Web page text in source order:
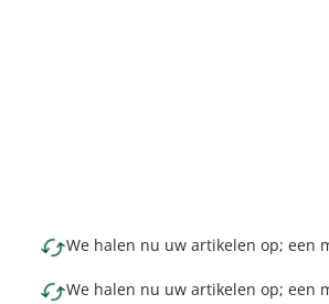
We halen nu uw artikelen op; een
We halen nu uw artikelen op; een